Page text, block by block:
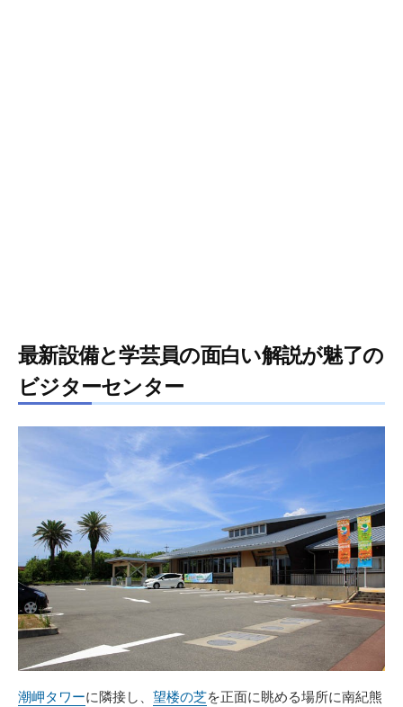
最新設備と学芸員の面白い解説が魅了の
ビジターセンター
潮岬タワーに隣接し、 望楼の芝を正面に眺める場所に南紀熊